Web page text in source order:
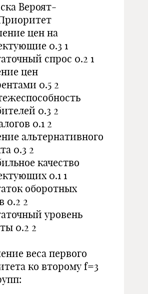
Вероят-
цен на
0.3 1
спрос 0.2 1
цен
0.5 2
0.3 2
0.1 2
альтернативного
0.3 2
качество
0.1 1
оборотных
0.2 2
уровень
0.2 2
веса первого
ко второму f=3